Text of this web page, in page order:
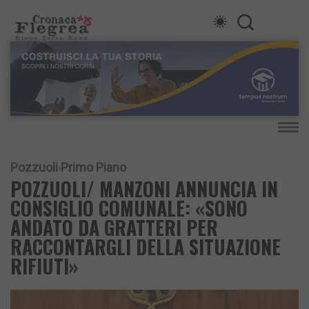
Pozzuoli Primo Piano
POZZUOLI/ MANZONI ANNUNCIA IN
CONSIGLIO COMUNALE: «SONO
ANDATO DA GRATTERI PER
RACCONTARGLI DELLA SITUAZIONE
RIFIUTI»